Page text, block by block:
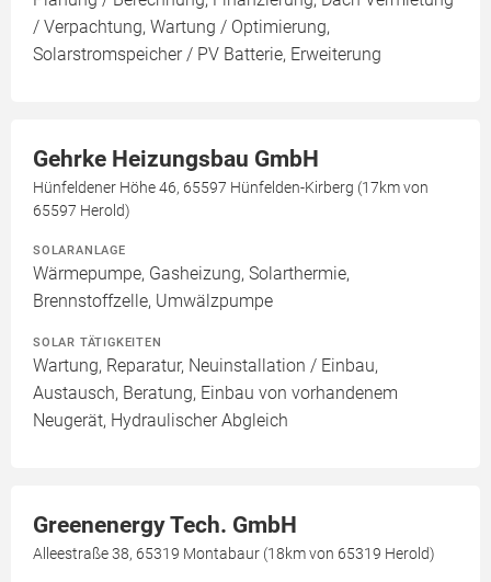
/ Verpachtung, Wartung / Optimierung,
Solarstromspeicher / PV Batterie, Erweiterung
Gehrke Heizungsbau GmbH
Hünfeldener Höhe 46, 65597 Hünfelden-Kirberg (17km von
65597 Herold)
SOLARANLAGE
Wärmepumpe, Gasheizung, Solarthermie,
Brennstoffzelle, Umwälzpumpe
SOLAR TÄTIGKEITEN
Wartung, Reparatur, Neuinstallation / Einbau,
Austausch, Beratung, Einbau von vorhandenem
Neugerät, Hydraulischer Abgleich
Greenenergy Tech. GmbH
Alleestraße 38, 65319 Montabaur (18km von 65319 Herold)